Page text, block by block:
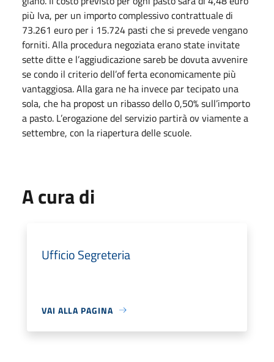
più Iva, per un importo complessivo contrattuale di
73.261 euro per i 15.724 pasti che si prevede vengano
forniti. Alla procedura negoziata erano state invitate
sette ditte e l’aggiudicazione sareb be dovuta avvenire
se condo il criterio dell’of ferta economicamente più
vantaggiosa. Alla gara ne ha invece par tecipato una
sola, che ha propost un ribasso dello 0,50% sull’importo
a pasto. L’erogazione del servizio partirà ov viamente a
settembre, con la riapertura delle scuole.
A cura di
Ufficio Segreteria
VAI ALLA PAGINA